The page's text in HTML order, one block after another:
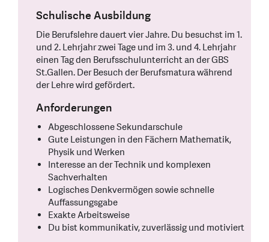
Schulische Ausbildung
Die Berufslehre dauert vier Jahre. Du besuchst im 1.
und 2. Lehrjahr zwei Tage und im 3. und 4. Lehrjahr
einen Tag den Berufsschulunterricht an der GBS
St.Gallen. Der Besuch der Berufsmatura während
der Lehre wird gefördert.
Anforderungen
Abgeschlossene Sekundarschule
Gute Leistungen in den Fächern Mathematik,
Physik und Werken
Interesse an der Technik und komplexen
Sachverhalten
Logisches Denkvermögen sowie schnelle
Auffassungsgabe
Exakte Arbeitsweise
Du bist kommunikativ, zuverlässig und motiviert